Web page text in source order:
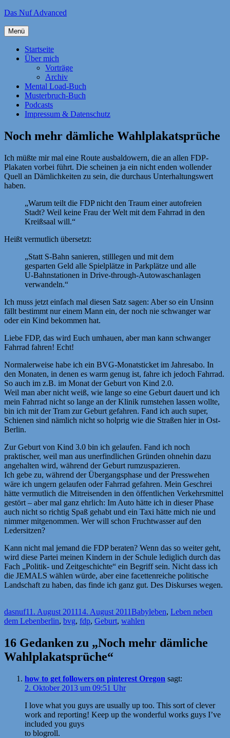
Zum
springen
Das Nuf Advanced
Menü
Startseite
Über mich
Vorträge
Archiv
Mental Load-Buch
Musterbruch-Buch
Podcasts
Impressum & Datenschutz
Noch mehr dämliche Wahlplakatsprüche
Ich müßte mir mal eine Route ausbaldowern, die an allen FDP-
Plakaten vorbei führt. Die scheinen ja ein nicht enden wollender
Quell an Dämlichkeiten zu sein, die durchaus Unterhaltungswert
haben.
„Warum teilt die FDP nicht den Traum einer autofreien
Stadt? Weil keine Frau der Welt mit dem Fahrrad in den
Kreißsaal will.“
Heißt vermutlich übersetzt:
„Statt S-Bahn sanieren, stilllegen und mit dem
gesparten Geld alle Spielplätze in Parkplätze und alle
U-Bahnstationen in Drive-through-Autowaschanlagen
verwandeln.“
Ich muss jetzt einfach mal diesen Satz sagen: Aber so ein Unsinn
fällt bestimmt nur einem Mann ein, der noch nie schwanger war
oder ein Kind bekommen hat.
Liebe FDP, das wird Euch umhauen, aber man kann schwanger
Fahrrad fahren! Echt!
Normalerweise habe ich ein BVG-Monatsticket im Jahresabo. In
den Monaten, in denen es warm genug ist, fahre ich jedoch Fahrrad.
So auch im z.B. im Monat der Geburt von Kind 2.0.
Weil man aber nicht weiß, wie lange so eine Geburt dauert und ich
mein Fahrrad nicht so lange an der Klinik rumstehen lassen wollte,
bin ich mit der Tram zur Geburt gefahren. Fand ich auch super,
Schienen sind nämlich nicht so holprig wie die Straßen hier in Ost-
Berlin.
Zur Geburt von Kind 3.0 bin ich gelaufen. Fand ich noch
praktischer, weil man aus unerfindlichen Gründen ohnehin dazu
angehalten wird, während der Geburt rumzuspazieren.
Ich gebe zu, während der Übergangsphase und der Presswehen
wäre ich ungern gelaufen oder Fahrrad gefahren. Mein Geschrei
hätte vermutlich die Mitreisenden in den öffentlichen Verkehrsmittel
gestört – aber mal ganz ehrlich: Im Auto hätte ich in dieser Phase
auch nicht so richtig Spaß gehabt und ein Taxi hätte mich nie und
nimmer mitgenommen. Wer will schon Fruchtwasser auf den
Ledersitzen?
Kann nicht mal jemand die FDP beraten? Wenn das so weiter geht,
wird diese Partei meinen Kindern in der Schule lediglich durch das
Fach „Politik- und Zeitgeschichte“ ein Begriff sein. Nicht dass ich
die JEMALS wählen würde, aber eine facettenreiche politische
Landschaft zu haben, das finde ich ganz gut. Des Diskurses wegen.
Autor
dasnufVeröffentlicht
am
11. August 201114. August 2011Kategorien
Babyleben, Leben neben
dem LebenSchlagwörter
berlin, bvg, fdp, Geburt, wahlen
16 Gedanken zu „Noch mehr dämliche
Wahlplakatsprüche“
how to get followers on pinterest Oregon sagt:
2. Oktober 2013 um 09:51 Uhr
I love what you guys are usually up too. This sort of clever
work and reporting! Keep up the wonderful works guys I’ve
included you guys
to blogroll.